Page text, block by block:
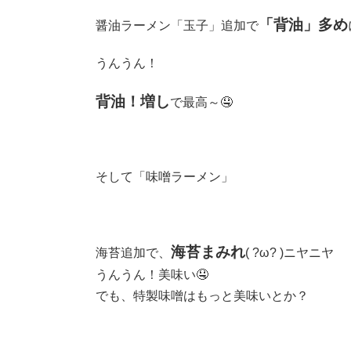
醤油ラーメン「玉子」追加で 「背油」多め
うんうん！
背油！増しで最高～🤤
そして「味噌ラーメン」
海苔追加で、 海苔まみれ( ?ω? )ニヤニヤ
うんうん！美味い🤤
でも、特製味噌はもっと美味いとか？